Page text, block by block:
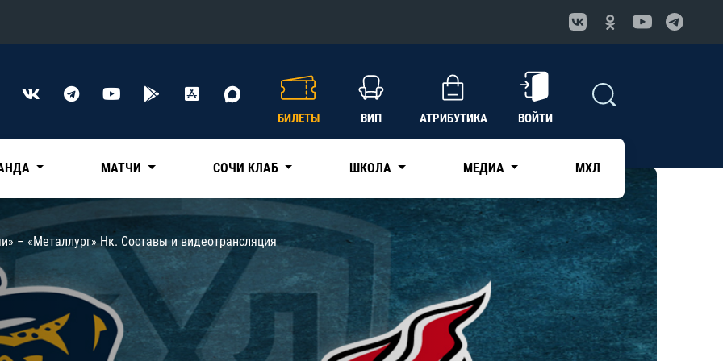
Конференция «Восток»
Нефтехимик
Трактор
Дивизион Чернышева
Авангард
Адмирал
КХЛ
БИЛЕТЫ ВИП АТРИБУТИКА ВОЙТИ
МАТЧИ СОЧИ КЛАБ ШКОЛА МЕДИА МХЛ
– «Металлург» Нк. Составы и видеотрансляция